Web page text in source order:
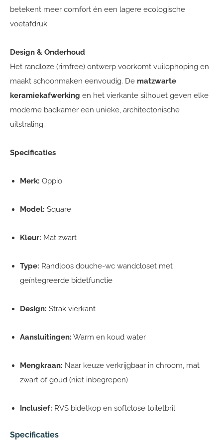
betekent meer comfort én een lagere ecologische
voetafdruk.
Design & Onderhoud
Het randloze (rimfree) ontwerp voorkomt vuilophoping en
maakt schoonmaken eenvoudig. De matzwarte
keramiekafwerking en het vierkante silhouet geven elke
moderne badkamer een unieke, architectonische
uitstraling.
Specificaties
Merk: Oppio
Model: Square
Kleur: Mat zwart
Type: Randloos douche-wc wandcloset met
geïntegreerde bidetfunctie
Design: Strak vierkant
Aansluitingen: Warm en koud water
Mengkraan: Naar keuze verkrijgbaar in chroom, mat
zwart of goud (niet inbegrepen)
Inclusief: RVS bidetkop en softclose toiletbril
Specificaties